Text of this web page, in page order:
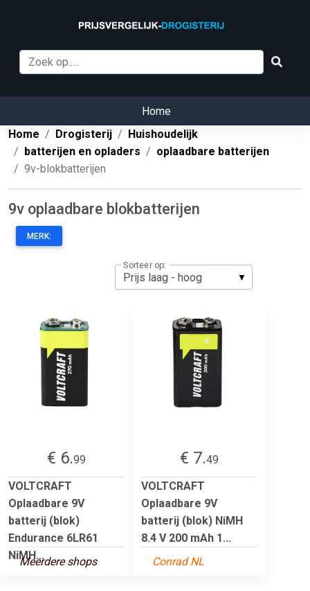
Home
Home
Drogisterij
Huishoudelijk
batterijen en opladers
oplaadbare batterijen
9v-blokbatterijen
9v oplaadbare blokbatterijen
MERK:
Sorteer op:
€ 6.99
VOLTCRAFT
Oplaadbare 9V
batterij (blok)
Endurance 6LR61
NiMH...
Meerdere shops
€ 7.49
VOLTCRAFT
Oplaadbare 9V
batterij (blok) NiMH
8.4 V 200 mAh 1...
Conrad NL